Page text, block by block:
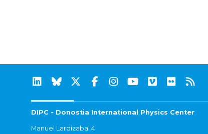
DIPC - Donostia International Physics Center
Manuel Lardizabal 4